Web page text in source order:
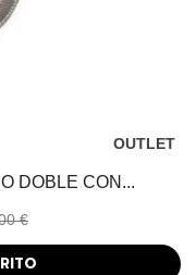
OUTLET
DOBLE CON...
€